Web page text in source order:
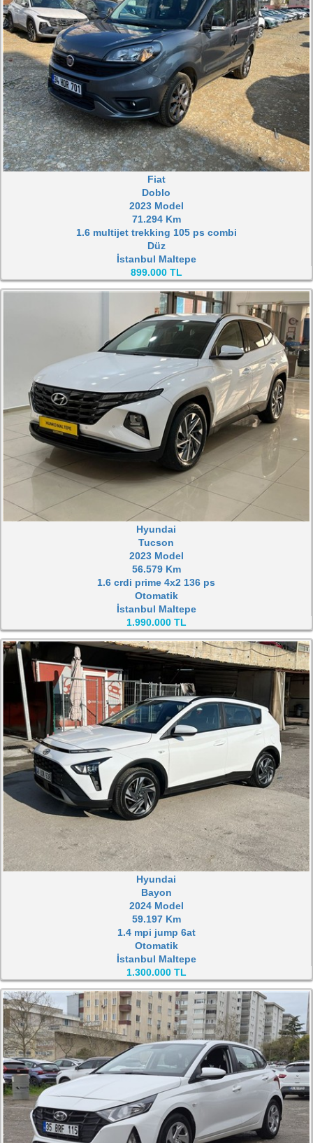
Fiat
Doblo
2023 Model
71.294 Km
1.6 multijet trekking 105 ps combi
Düz
İstanbul Maltepe
899.000 TL
Hyundai
Tucson
2023 Model
56.579 Km
1.6 crdi prime 4x2 136 ps
Otomatik
İstanbul Maltepe
1.990.000 TL
Hyundai
Bayon
2024 Model
59.197 Km
1.4 mpi jump 6at
Otomatik
İstanbul Maltepe
1.300.000 TL